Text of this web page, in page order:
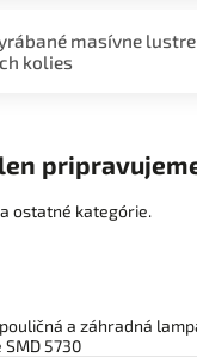
masívne lustre
kolies
ostatné kategórie.
a záhradná
SMD 5730